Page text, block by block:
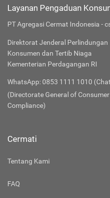
Layanan Pengaduan
PT Agregasi Cermat Indonesia -
Direktorat Jenderal Perlindungan
Konsumen dan Tertib Niaga
Kementerian Perdagangan RI
WhatsApp: 0853 1111 1010
(Directorate General of
Compliance)
Cermati
Tentang Kami
FAQ